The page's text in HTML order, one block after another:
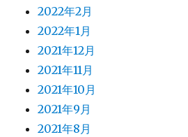
2022年2月
2022年1月
2021年12月
2021年11月
2021年10月
2021年9月
2021年8月